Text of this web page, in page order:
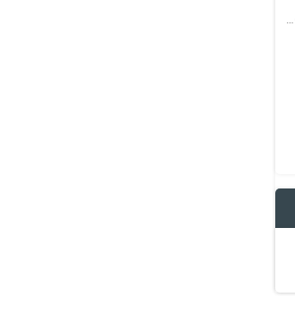
راه ارتباطی ۵۰ روستای بروجرد بر اثر بارش برف مسدود شد